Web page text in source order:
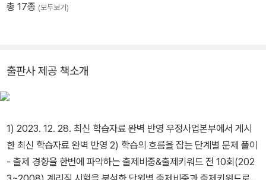
총 17종 (모두보기)
출판사 제공 책소개
1) 2023. 12. 28. 최신 학습자료 완벽 반영 우정사업본부에서 게시
한 최신 학습자료 완벽 반영 2) 학습의 흐름을 잡는 단계별 문제 풀이
- 출제 경향을 한번에 파악하는 출제비중&출제키워드 전 10회(202